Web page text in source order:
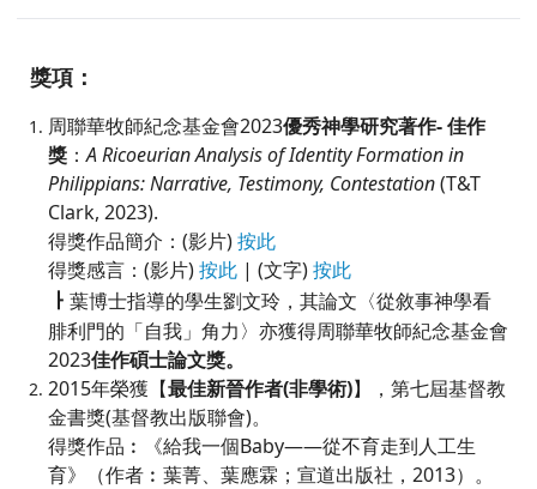
獎項：
周聯華牧師紀念基金會2023優秀神學研究著作- 佳作
獎：A Ricoeurian Analysis of Identity Formation in
Philippians: Narrative, Testimony, Contestation(T&T
Clark, 2023).
得獎作品簡介：(影片)按此
得獎感言：(影片)按此| (文字)按此
ㅏ 葉博士指導的學生劉文玲，其論文〈從敘事神學看
腓利門的「自我」角力〉亦獲得周聯華牧師紀念基金會
2023佳作碩士論文獎。
2015年榮獲【最佳新晉作者(非學術)】，第七屆基督教
金書獎(基督教出版聯會)。
得獎作品︰《給我一個Baby——從不育走到人工生
育》（作者︰葉菁、葉應霖；宣道出版社，2013）。